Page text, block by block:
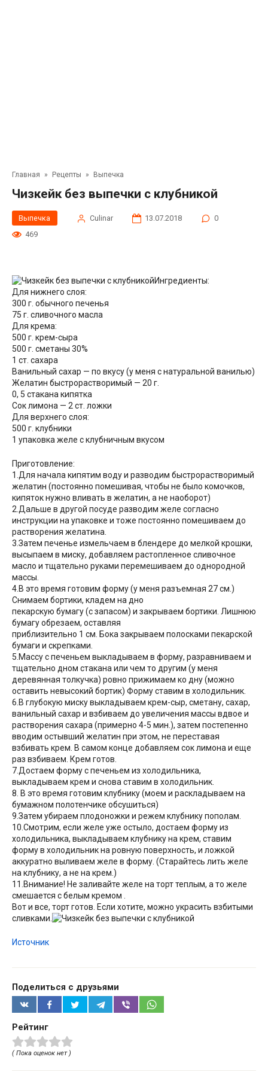
Главная » Рецепты » Выпечка
Чизкейк без выпечки с клубникой
Выпечка Сulinar 13.07.2018
0
469
Ингредиенты:
Для нижнего слоя:
300 г. обычного печенья
75 г. сливочного масла
Для крема:
500 г. крем-сыра
500 г. сметаны 30%
1 ст. сахара
Ванильный сахар — по вкусу (у меня с натуральной ванилью)
Желатин быстрорастворимый — 20 г.
0, 5 стакана кипятка
Сок лимона — 2 ст. ложки
Для верхнего слоя:
500 г. клубники
1 упаковка желе с клубничным вкусом
Приготовление:
1.Для начала кипятим воду и разводим быстрорастворимый
желатин (постоянно помешивая, чтобы не было комочков,
кипяток нужно вливать в желатин, а не наоборот)
2.Дальше в другой посуде разводим желе согласно
инструкции на упаковке и тоже постоянно помешиваем до
растворения желатина.
3.Затем печенье измельчаем в блендере до мелкой крошки,
высыпаем в миску, добавляем растопленное сливочное
масло и тщательно руками перемешиваем до однородной
массы.
4.В это время готовим форму (у меня разъемная 27 см.)
Снимаем бортики, кладем на дно
пекарскую бумагу (с запасом) и закрываем бортики. Лишнюю
бумагу обрезаем, оставляя
приблизительно 1 см. Бока закрываем полосками пекарской
бумаги и скрепками.
5.Массу с печеньем выкладываем в форму, разравниваем и
тщательно дном стакана или чем то другим (у меня
деревянная толкучка) ровно прижимаем ко дну (можно
оставить невысокий бортик) Форму ставим в холодильник.
6.В глубокую миску выкладываем крем-сыр, сметану, сахар,
ванильный сахар и взбиваем до увеличения массы вдвое и
растворения сахара (примерно 4-5 мин.), затем постепенно
вводим остывший желатин при этом, не переставая
взбивать крем. В самом конце добавляем сок лимона и еще
раз взбиваем. Крем готов.
7.Достаем форму с печеньем из холодильника,
выкладываем крем и снова ставим в холодильник.
8. В это время готовим клубнику (моем и раскладываем на
бумажном полотенчике обсушиться)
9.Затем убираем плодоножки и режем клубнику пополам.
10.Смотрим, если желе уже остыло, достаем форму из
холодильника, выкладываем клубнику на крем, ставим
форму в холодильник на ровную поверхность, и ложкой
аккуратно выливаем желе в форму. (Старайтесь лить желе
на клубнику, а не на крем.)
11.Внимание! Не заливайте желе на торт теплым, а то желе
смешается с белым кремом .
Вот и все, торт готов. Если хотите, можно украсить взбитыми
сливками.
Источник
Поделиться с друзьями
Рейтинг
( Пока оценок нет )